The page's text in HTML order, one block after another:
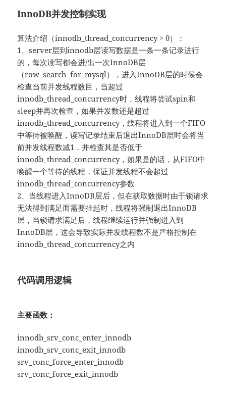
InnoDB并发控制实现
算法介绍（innodb_thread_concurrency > 0）：
1、server层到innodb层读写数据是一条一条记录进行
的，每次读写都会进/出一次InnoDB层
（row_search_for_mysql），进入InnoDB层的时候会
检查当前并发线程数目，当超过
innodb_thread_concurrency时，线程将尝试spin和
sleep并再次检查，如果并发数还是超过
innodb_thread_concurrency，线程将进入到一个FIFO
中等待被唤醒，读写记录结束后退出InnoDB层时会将当
前并发线程数减1，并检查其是否低于
innodb_thread_concurrency，如果是的话，从FIFO中
唤醒一个等待的线程，保证并发线程不会超过
innodb_thread_concurrency参数
2、当线程进入InnoDB层后，但在获取数据时由于锁请求
无法得到满足而需要挂起时，线程将强制退出InnoDB
层，当锁请求满足后，线程继续运行并强制进入到
InnoDB层，这会导致实际并发线程数不是严格控制在
innodb_thread_concurrency之内
代码调用逻辑
主要函数：
innodb_srv_conc_enter_innodb
innodb_srv_conc_exit_innodb
srv_conc_force_enter_innodb
srv_conc_force_exit_innodb